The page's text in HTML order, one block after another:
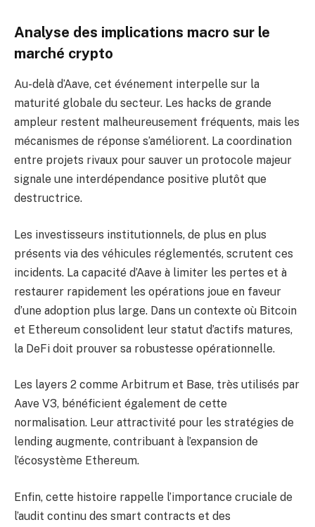
Analyse des implications macro sur le
marché crypto
Au-delà d’Aave, cet événement interpelle sur la
maturité globale du secteur. Les hacks de grande
ampleur restent malheureusement fréquents, mais les
mécanismes de réponse s’améliorent. La coordination
entre projets rivaux pour sauver un protocole majeur
signale une interdépendance positive plutôt que
destructrice.
Les investisseurs institutionnels, de plus en plus
présents via des véhicules réglementés, scrutent ces
incidents. La capacité d’Aave à limiter les pertes et à
restaurer rapidement les opérations joue en faveur
d’une adoption plus large. Dans un contexte où Bitcoin
et Ethereum consolident leur statut d’actifs matures,
la DeFi doit prouver sa robustesse opérationnelle.
Les layers 2 comme Arbitrum et Base, très utilisés par
Aave V3, bénéficient également de cette
normalisation. Leur attractivité pour les stratégies de
lending augmente, contribuant à l’expansion de
l’écosystème Ethereum.
Enfin, cette histoire rappelle l’importance cruciale de
l’audit continu des smart contracts et des